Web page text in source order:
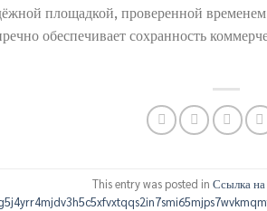
площадкой, проверенной
обеспечивает сохранность
This entry was posted in Ссылка на